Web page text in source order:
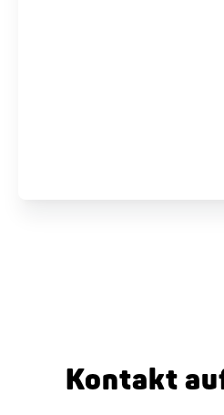
Kontakt